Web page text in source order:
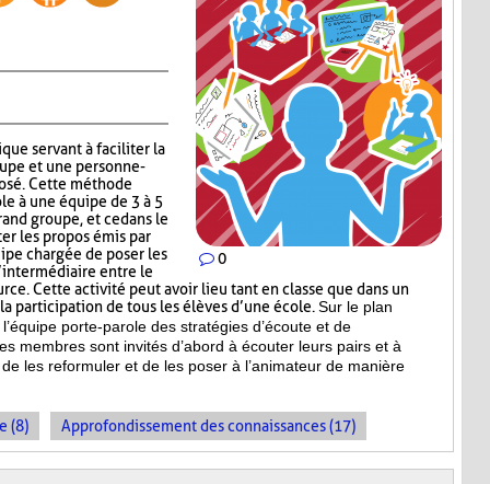
0
servant à faciliter la
et une personne-
Cette méthode
à une équipe de 3 à 5
groupe, et ce dans le
les propos émis par
chargée de poser les
entre le
Cette activité peut avoir lieu tant en classe que dans un
participation de tous les élèves d’une école.Sur le plan
porte-parole des stratégies d’écoute et de
membres sont invités d’abord à écouter leurs pairs et à
les reformuler et de les poser à l’animateur de manière
(8) Approfondissement des connaissances (17)